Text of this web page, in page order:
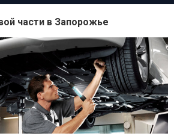
части в Запорожье